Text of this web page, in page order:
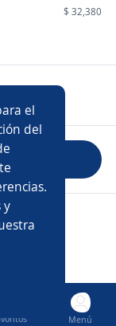
el
del
y
Menú
$ 32,380